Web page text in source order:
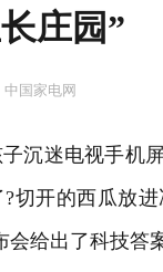
庄园”
中国家电网
沉迷电视手机
切开的西瓜放进
会给出了科技